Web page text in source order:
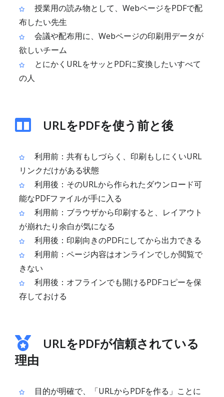
授業用の読み物として、WebページをPDFで配
布したい先生
会議や配布用に、Webページの印刷用データが
欲しいチーム
とにかくURLをサッとPDFに変換したいすべて
の人
URLをPDFを使う前と後
利用前：共有もしづらく、印刷もしにくいURL
リンクだけがある状態
利用後：そのURLから作られたダウンロード可
能なPDFファイルが手に入る
利用前：ブラウザから印刷すると、レイアウト
が崩れたり余白が気になる
利用後：印刷向きのPDFにしてから出力できる
利用前：ページ内容はオンラインでしか閲覧で
きない
利用後：オフラインでも開けるPDFコピーを保
存しておける
URLをPDFが信頼されている
理由
目的が明確で、「URLからPDFを作る」ことに